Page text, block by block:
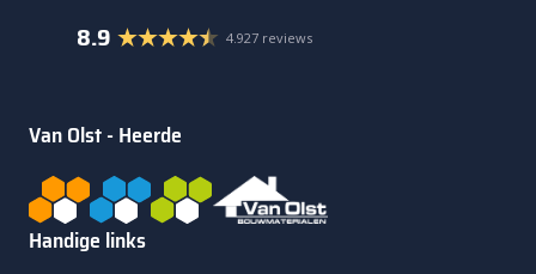
8.9 4.927 reviews
Van Olst - Heerde
Handige links